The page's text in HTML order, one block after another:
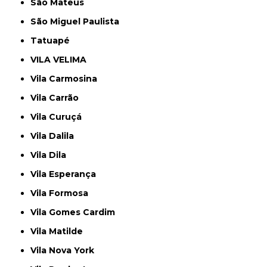
São Mateus
São Miguel Paulista
Tatuapé
VILA VELIMA
Vila Carmosina
Vila Carrão
Vila Curuçá
Vila Dalila
Vila Dila
Vila Esperança
Vila Formosa
Vila Gomes Cardim
Vila Matilde
Vila Nova York